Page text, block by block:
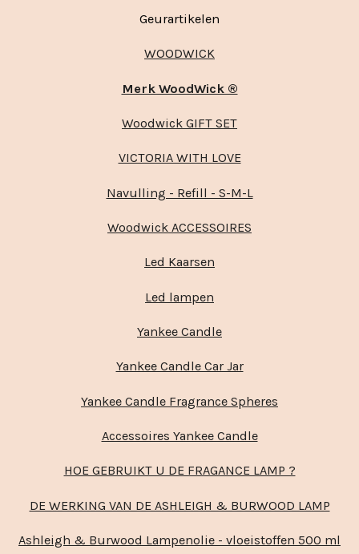
Geurartikelen
WOODWICK
Merk WoodWick ®
Woodwick GIFT SET
VICTORIA WITH LOVE
Navulling - Refill - S-M-L
Woodwick ACCESSOIRES
Led Kaarsen
Led lampen
Yankee Candle
Yankee Candle Car Jar
Yankee Candle Fragrance Spheres
Accessoires Yankee Candle
HOE GEBRUIKT U DE FRAGANCE LAMP ?
DE WERKING VAN DE ASHLEIGH & BURWOOD LAMP
Ashleigh & Burwood Lampenolie - vloeistoffen 500 ml